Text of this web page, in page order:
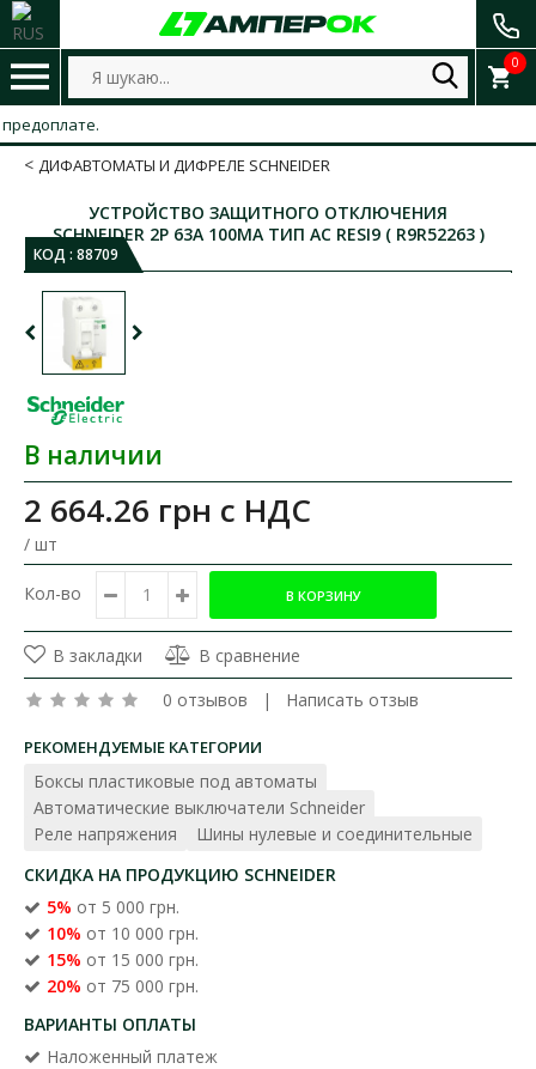
0
ДИФАВТОМАТЫ И ДИФРЕЛЕ SCHNEIDER
УСТРОЙСТВО ЗАЩИТНОГО ОТКЛЮЧЕНИЯ
SCHNEIDER 2P 63A 100МA ТИП AC RESI9 ( R9R52263 )
КОД : 88709
В наличии
2 664.26 грн с НДС
/ шт
Кол-во
В закладки
В сравнение
0 отзывов | Написать отзыв
РЕКОМЕНДУЕМЫЕ КАТЕГОРИИ
Боксы пластиковые под автоматы
Автоматические выключатели Schneider
Реле напряжения
Шины нулевые и соединительные
СКИДКА НА ПРОДУКЦИЮ SCHNEIDER
5% от 5 000 грн.
10% от 10 000 грн.
15% от 15 000 грн.
20% от 75 000 грн.
ВАРИАНТЫ ОПЛАТЫ
Наложенный платеж